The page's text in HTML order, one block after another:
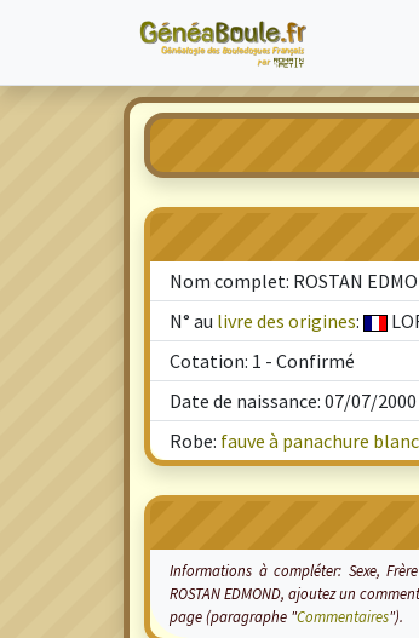
Nom complet: ROSTAN
N° au livre des origines:
Cotation: 1 - Confirmé
Date de naissance: 07/07/2000
Robe: fauve à panachure
Informations à compléter: Sexe,
ROSTAN EDMOND, ajoutez un
page (paragraphe "Commentaires").